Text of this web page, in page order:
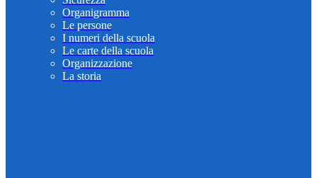
Organigramma
Le persone
I numeri della scuola
Le carte della scuola
Organizzazione
La storia